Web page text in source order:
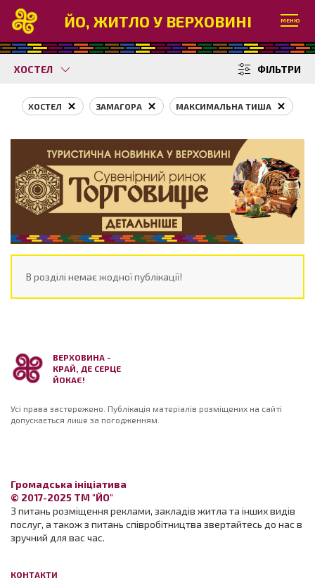
ЙО, ЖИТЛО У ВЕРХОВИНІ МЕНЮ
ХОСТЕЛ ФІЛЬТРИ
ХОСТЕЛ ЗАМАГОРА МАКСИМАЛЬНА ТИША
В розділі немає жодної публікації!
ВЕРХОВИНА -
КРАЙ, ДЕ СЕРЦЕ
ЙОКАЄ!
Усі права застережено. Публікація матеріалів розміщених на сайті
допускається лише за погодженням.
Громадська ініціатива
© 2017-2025 ТМ "ЙО"
З питань розміщення реклами, закладів житла та інших видів
послуг, а також з питань співробітництва звертайтесь до нас в
зручний для вас час.
КОНТАКТИ